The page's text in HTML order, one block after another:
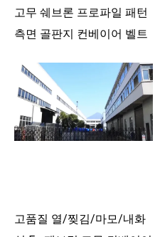
고무 쉐브론 프로파일 패턴
측면 골판지 컨베이어 벨트
고품질 열/찢김/마모/내화